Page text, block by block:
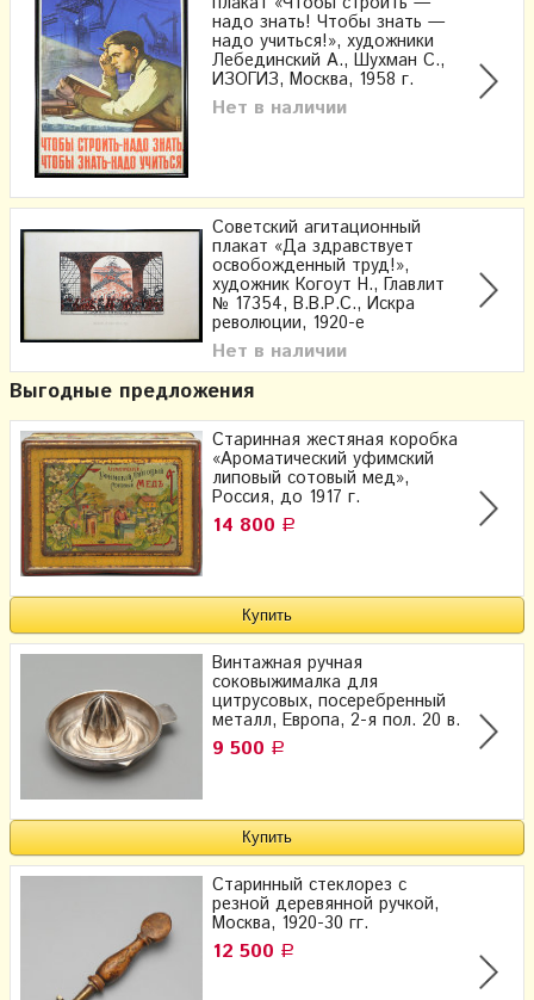
надо знать! Чтобы знать —
надо учиться!», художники
Лебединский А., Шухман С.,
ИЗОГИЗ, Москва, 1958 г.
Нет в наличии
Советский агитационный
плакат «Да здравствует
освобожденный труд!»,
художник Когоут Н., Главлит
№ 17354, В.В.Р.С., Искра
революции, 1920-е
Нет в наличии
Выгодные предложения
Старинная жестяная коробка
«Ароматический уфимский
липовый сотовый мед»,
Россия, до 1917 г.
14 800 Р
Винтажная ручная
соковыжималка для
цитрусовых, посеребренный
металл, Европа, 2-я пол. 20 в.
9 500 Р
Старинный стеклорез с
резной деревянной ручкой,
Москва, 1920-30 гг.
12 500 Р